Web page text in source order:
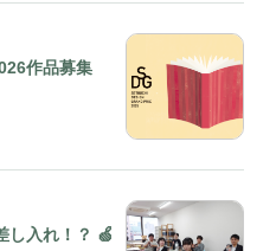
作品募集
し入れ！？ 🍏